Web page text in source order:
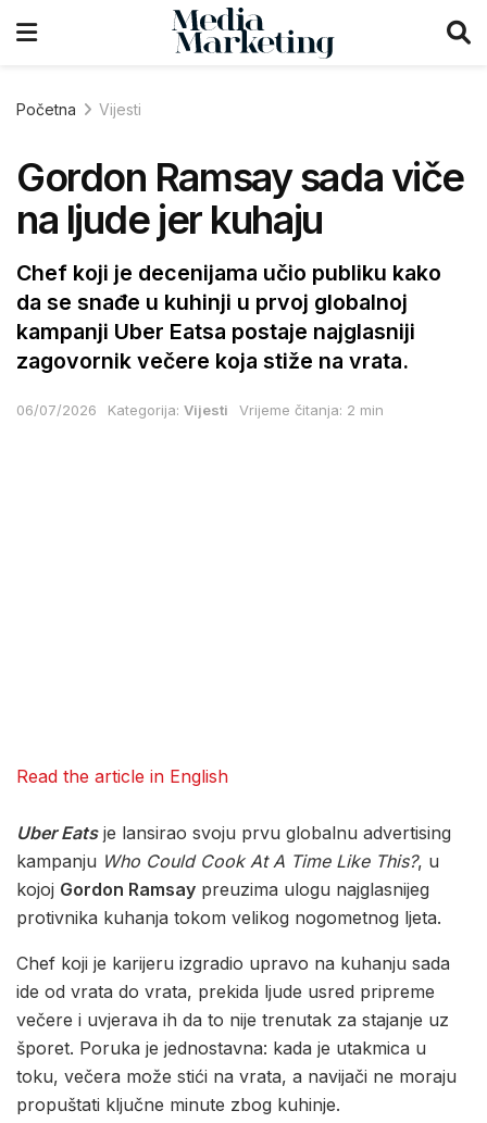
Početna Vijesti
Gordon Ramsay sada viče
na ljude jer kuhaju
Chef koji je decenijama učio publiku kako
da se snađe u kuhinji u prvoj globalnoj
kampanji Uber Eatsa postaje najglasniji
zagovornik večere koja stiže na vrata.
06/07/2026 Kategorija: Vijesti Vrijeme čitanja: 2 min
Read the article in English
Uber Eatsje lansirao svoju prvu globalnu advertising
kampanju Who Could Cook At A Time Like This?, u
kojoj Gordon Ramsay preuzima ulogu najglasnijeg
protivnika kuhanja tokom velikog nogometnog ljeta.
Chef koji je karijeru izgradio upravo na kuhanju sada
ide od vrata do vrata, prekida ljude usred pripreme
večere i uvjerava ih da to nije trenutak za stajanje uz
šporet. Poruka je jednostavna: kada je utakmica u
toku, večera može stići na vrata, a navijači ne moraju
propuštati ključne minute zbog kuhinje.